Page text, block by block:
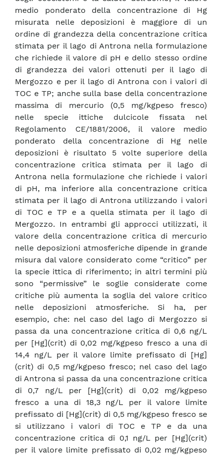
medio ponderato della concentrazione di Hg
misurata nelle deposizioni è maggiore di un
ordine di grandezza della concentrazione critica
stimata per il lago di Antrona nella formulazione
che richiede il valore di pH e dello stesso ordine
di grandezza dei valori ottenuti per il lago di
Mergozzo e per il lago di Antrona con i valori di
TOC e TP; anche sulla base della concentrazione
massima di mercurio (0,5 mg/kgpeso fresco)
nelle specie ittiche dulcicole fissata nel
Regolamento CE/1881/2006, il valore medio
ponderato della concentrazione di Hg nelle
deposizioni è risultato 5 volte superiore della
concentrazione critica stimata per il lago di
Antrona nella formulazione che richiede i valori
di pH, ma inferiore alla concentrazione critica
stimata per il lago di Antrona utilizzando i valori
di TOC e TP e a quella stimata per il lago di
Mergozzo. In entrambi gli approcci utilizzati, il
valore della concentrazione critica di mercurio
nelle deposizioni atmosferiche dipende in grande
misura dal valore considerato come “critico” per
la specie ittica di riferimento; in altri termini più
sono “permissive” le soglie considerate come
critiche più aumenta la soglia del valore critico
nelle deposizioni atmosferiche. Si ha, per
esempio, che: nel caso del lago di Mergozzo si
passa da una concentrazione critica di 0,6 ng/L
per [Hg](crit) di 0,02 mg/kgpeso fresco a una di
14,4 ng/L per il valore limite prefissato di [Hg]
(crit) di 0,5 mg/kgpeso fresco; nel caso del lago
di Antrona si passa da una concentrazione critica
di 0,7 ng/L per [Hg](crit) di 0,02 mg/kgpeso
fresco a una di 18,3 ng/L per il valore limite
prefissato di [Hg](crit) di 0,5 mg/kgpeso fresco se
si utilizzano i valori di TOC e TP e da una
concentrazione critica di 0,1 ng/L per [Hg](crit)
per il valore limite prefissato di 0,02 mg/kgpeso